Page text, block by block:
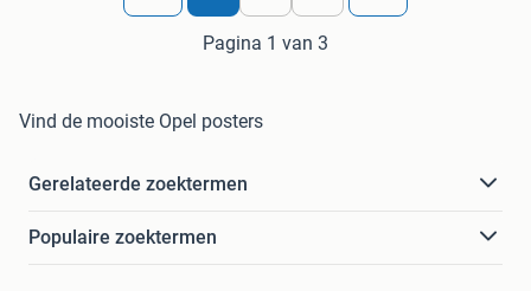
Pagina 1 van 3
Vind de mooiste Opel posters
Gerelateerde zoektermen
Populaire zoektermen